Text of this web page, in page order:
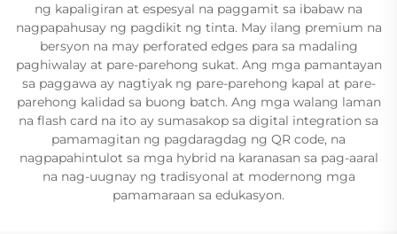
ng kapaligiran at espesyal na paggamit sa ibabaw na
nagpapahusay ng pagdikit ng tinta. May ilang premium na
bersyon na may perforated edges para sa madaling
paghiwalay at pare-parehong sukat. Ang mga pamantayan
sa paggawa ay nagtiyak ng pare-parehong kapal at pare-
parehong kalidad sa buong batch. Ang mga walang laman
na flash card na ito ay sumasakop sa digital integration sa
pamamagitan ng pagdaragdag ng QR code, na
nagpapahintulot sa mga hybrid na karanasan sa pag-aaral
na nag-uugnay ng tradisyonal at modernong mga
pamamaraan sa edukasyon.